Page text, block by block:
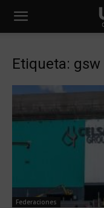
Etiqueta: gsw
Federaciones